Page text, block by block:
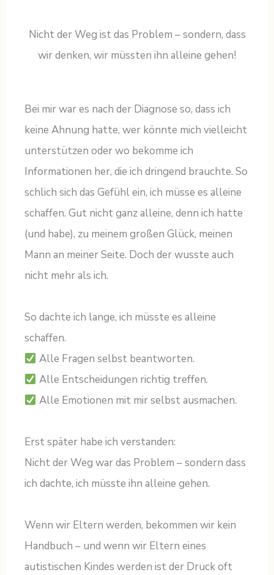
Nicht der Weg ist das Problem – sondern, dass
wir denken, wir müssten ihn alleine gehen!
Bei mir war es nach der Diagnose so, dass ich
keine Ahnung hatte, wer könnte mich vielleicht
unterstützen oder wo bekomme ich
Informationen her, die ich dringend brauchte. So
schlich sich das Gefühl ein, ich müsse es alleine
schaffen. Gut nicht ganz alleine, denn ich hatte
(und habe), zu meinem großen Glück, meinen
Mann an meiner Seite. Doch der wusste auch
nicht mehr als ich.
So dachte ich lange, ich müsste es alleine
schaffen.
Alle Fragen selbst beantworten.
Alle Entscheidungen richtig treffen.
Alle Emotionen mit mir selbst ausmachen.
Erst später habe ich verstanden:
Nicht der Weg war das Problem – sondern dass
ich dachte, ich müsste ihn alleine gehen.
Wenn wir Eltern werden, bekommen wir kein
Handbuch – und wenn wir Eltern eines
autistischen Kindes werden ist der Druck oft